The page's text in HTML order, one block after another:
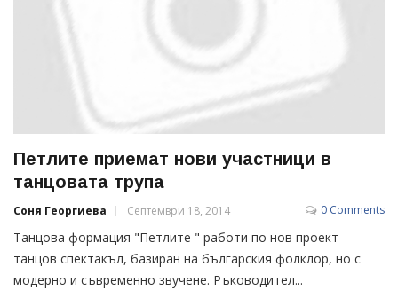
Петлите приемат нови участници в
танцовата трупа
Соня Георгиева Септември 18, 2014 0 Comments
Танцова формация "Петлите " работи по нов проект-
танцов спектакъл, базиран на българския фолклор, но с
модерно и съвременно звучене. Ръководител...